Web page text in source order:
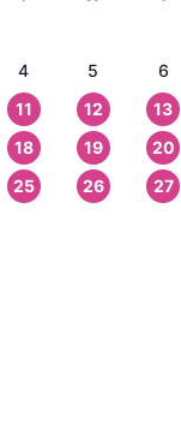
4 5 6
11 12 13
18 19 20
25 26 27